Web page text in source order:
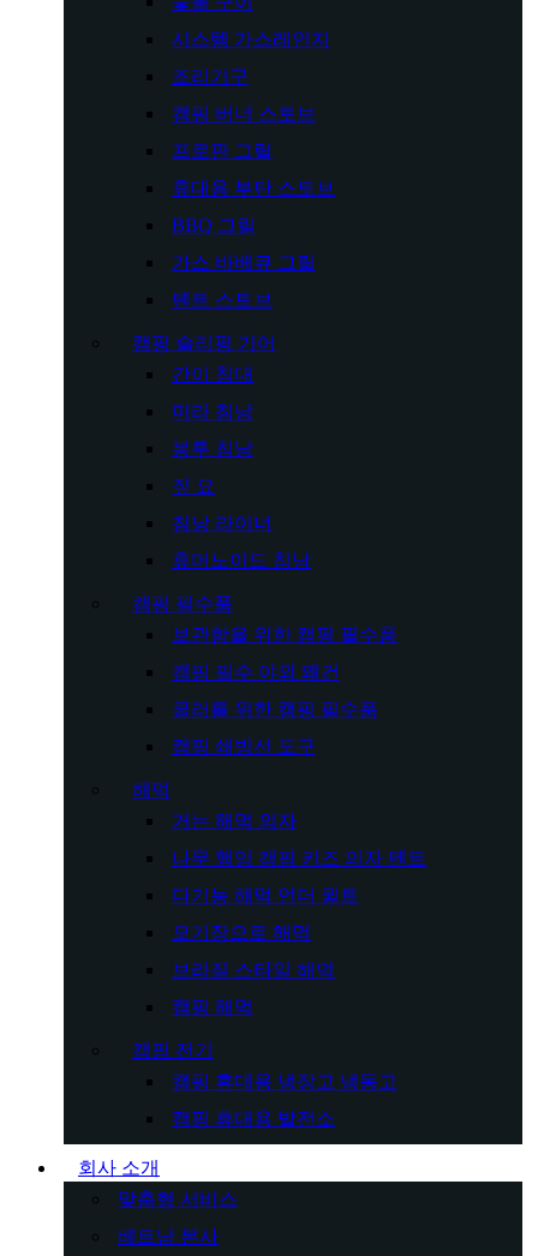
시스템 가스레인지
조리기구
캠핑 버너 스토브
프로판 그릴
휴대용 부탄 스토브
BBQ 그릴
가스 바베큐 그릴
텐트 스토브
캠핑 슬리핑 기어
간이 침대
미라 침낭
봉투 침낭
짚 요
침낭 라이너
휴머노이드 침낭
캠핑 필수품
보관함을 위한 캠핑 필수품
캠핑 필수 야외 왜건
쿨러를 위한 캠핑 필수품
캠핑 쇄빙선 도구
해먹
거는 해먹 의자
나무 행잉 캠핑 키즈 의자 텐트
다기능 해먹 언더 퀼트
모기장으로 해먹
브라질 스타일 해먹
캠핑 해먹
캠핑 전기
캠핑 휴대용 냉장고 냉동고
캠핑 휴대용 발전소
회사 소개
맞춤형 서비스
베트남 본사